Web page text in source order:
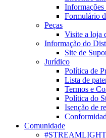
Informações
Formulário
Peças
Visite a loja
Informação do
Site de
Jurídico
Política de
Lista de
Termos e
Política do
Isenção de
Comunidade